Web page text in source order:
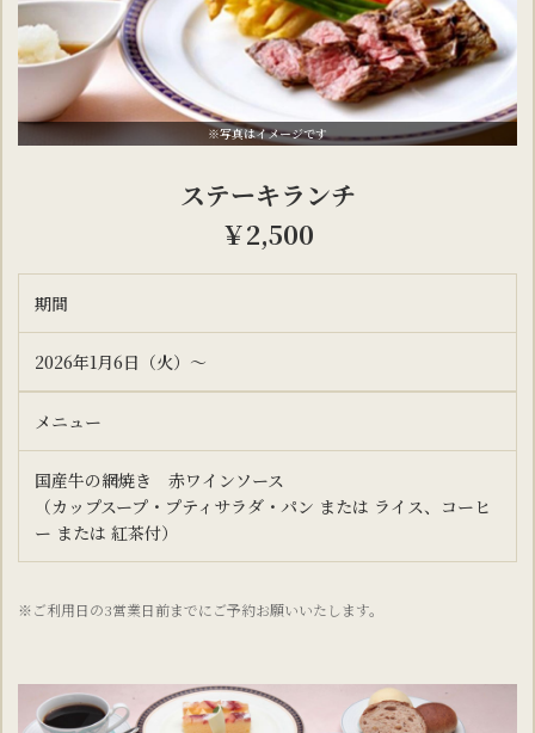
※写真はイメージです
ステーキランチ
￥2,500
期間
2026年1月6日（火）～
メニュー
国産牛の網焼き 赤ワインソース
（カップスープ・プティサラダ・パン または ライス、コーヒ
ー または 紅茶付）
※ご利用日の3営業日前までにご予約お願いいたします。